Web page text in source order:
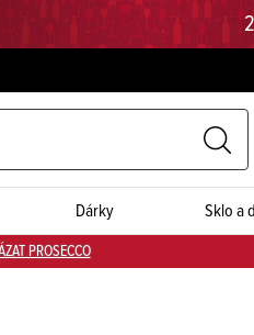
Dárky Sklo a
PROSECCO